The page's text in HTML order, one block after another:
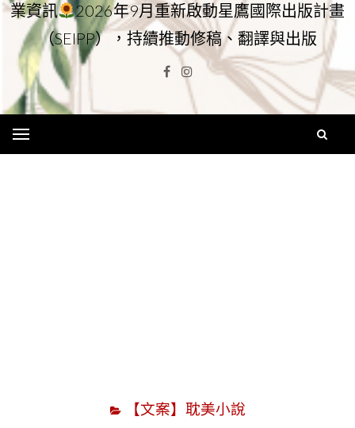
業資訊
2026年9月重新啟動星鷹國際出版計畫
（SEIPP），持續推動修稿、翻譯與出版
Facebook
Instagram
【文案】耽美小說